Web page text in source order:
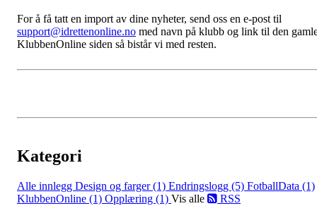
For å få tatt en import av dine nyheter, send oss en e-post til
support@idrettenonline.no med navn på klubb og link til den
KlubbenOnline siden så bistår vi med resten.
Kategori
Alle innlegg Design og farger (1) Endringslogg (5) FotballData (1)
KlubbenOnline (1) Opplæring (1) Vis alle RSS